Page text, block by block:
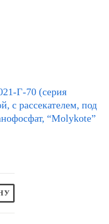
Г-70 (серия
с рассекателем, под
“Molykote”